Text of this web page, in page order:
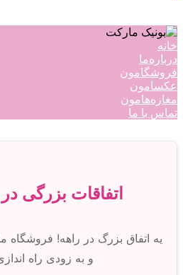
خانه
درباره‌ما
فروشگامون
عکسامون
مغازه‌هامون
تماس با ما
اتفاقات بزرگی
یه اتفاق بزرگ در راهه!
و به زودی راه